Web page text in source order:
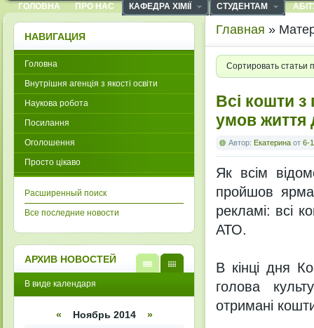
ГОЛОВНА ПРО НАС КАФЕДРА ХІМІЇ СТУДЕНТАМ
Главная »
Сортировать статьи
Всі кошти
умов життя
Автор: Екатерина от 6-
Як всім
пройшов
рекламі: всі
АТО.
В кінці дня
голова
отримані
НАВИГАЦИЯ
Головна
Внутрішня агенція з якості освіти
Наукова робота
Посилання
Оголошення
Просто цікаво
Расширенный поиск
Все последние новости
АРХИВ НОВОСТЕЙ
кален
списк
В виде календаря
« Ноябрь 2014 »